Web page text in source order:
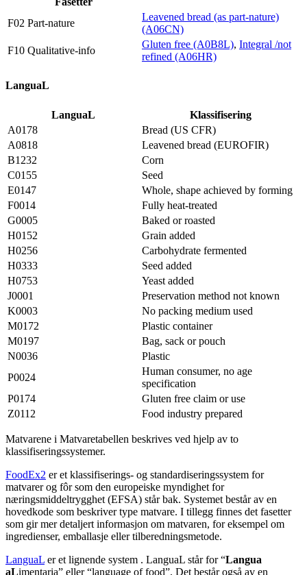
F02 Part-nature
Leavened bread (as part-nature)
(A06CN)
F10 Qualitative-info
Gluten free (A0B8L), Integral /not
refined (A06HR)
LanguaL
LanguaL
Klassifisering
A0178
Bread (US CFR)
A0818
Leavened bread (EUROFIR)
B1232
Corn
C0155
Seed
E0147
Whole, shape achieved by forming
F0014
Fully heat-treated
G0005
Baked or roasted
H0152
Grain added
H0256
Carbohydrate fermented
H0333
Seed added
H0753
Yeast added
J0001
Preservation method not known
K0003
No packing medium used
M0172
Plastic container
M0197
Bag, sack or pouch
N0036
Plastic
P0024
Human consumer, no age
specification
P0174
Gluten free claim or use
Z0112
Food industry prepared
Matvarene i Matvaretabellen beskrives ved hjelp av to
klassifiseringssystemer.
FoodEx2 er et klassifiserings- og standardiseringssystem for
matvarer og fôr som den europeiske myndighet for
næringsmiddeltrygghet (EFSA) står bak. Systemet består av en
hovedkode som beskriver type matvare. I tillegg finnes det fasetter
som gir mer detaljert informasjon om matvaren, for eksempel om
ingredienser, emballasje eller tilberedningsmetode.
LanguaL er et lignende system . LanguaL står for “Langua
aLimentaria” eller “language of food”. Det består også av en